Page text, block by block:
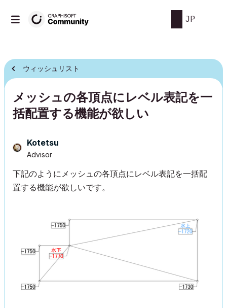
JP
ウィッシュリスト
メッシュの各頂点にレベル表記を一
括配置する機能が欲しい
Kotetsu
Advisor
下記のようにメッシュの各頂点にレベル表記を一括配
置する機能が欲しいです。